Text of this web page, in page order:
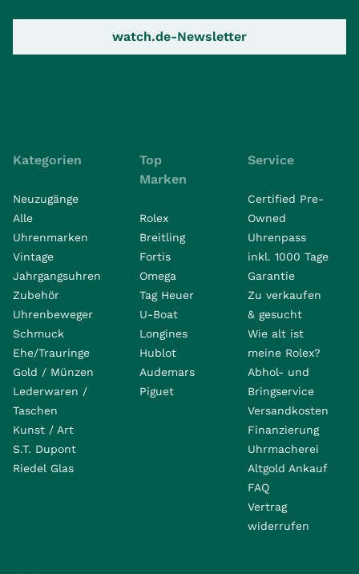
watch.de-Newsletter
Kategorien
Neuzugänge
Alle
Uhrenmarken
Vintage
Jahrgangsuhren
Zubehör
Uhrenbeweger
Schmuck
Ehe/Trauringe
Gold / Münzen
Lederwaren /
Taschen
Kunst / Art
S.T. Dupont
Riedel Glas
Top
Marken
Rolex
Breitling
Fortis
Omega
Tag Heuer
U-Boat
Longines
Hublot
Audemars
Piguet
Service
Certified Pre-
Owned
Uhrenpass
inkl. 1000 Tage
Garantie
Zu verkaufen
& gesucht
Wie alt ist
meine Rolex?
Abhol- und
Bringservice
Versandkosten
Finanzierung
Uhrmacherei
Altgold Ankauf
FAQ
Vertrag
widerrufen